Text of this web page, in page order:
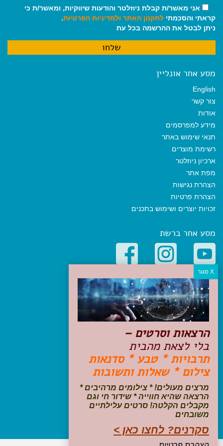
אני מאשר/ת קבלת ניוזלטר והודעות שיווקיות, ומאשר/ת כי
קראתי והסכמתי לתקנון האתר ולמדיניות הפרטיות.
ניתן לבטל את ההרשמה בכל עת
מסע אחר אונליין
English
צור קשר
אודות
מידע למפרסמים
תנאי שימוש באתר
רשימת מוצרים
ארכיון ניוזלטר
מפת אתר
הצהרת נגישות
הצהרת פרטיות
זכויות יוצרים ושימוש בתכנים
מסע אחר ברשת
קטגוריות פופולריות
יעדים
טיולים בישראל
מלונות בוטיק בישראל
טיפים והמלצות
הכנות לנסיעה
טיולי ג'יפים
טיולים עם ילדים
שייט, הפלגות, קרוזים
דיגיטל
עקבו אחרינו בפייסבוק
הרצאות וסרטים –
בלי לצאת מהבית
תרבויות * טבע * סדנאות
צילום * שאלות ותשובות
מרצים מעולים! * צילומים מרהיבים *
הרצאה שהיא חווייה * שידור חי וגם
מקבלים הקלטה! סרטים עלילתיים
משובחים
סקרנים? לחצו כאן >